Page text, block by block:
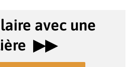
avec une
▶︎▶︎